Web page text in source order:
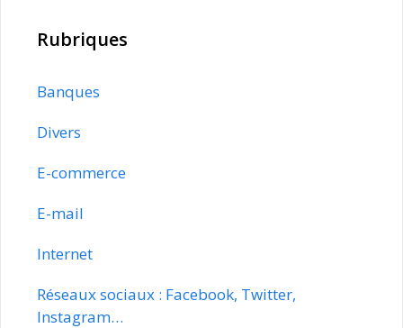
Rubriques
Banques
Divers
E-commerce
E-mail
Internet
Réseaux sociaux : Facebook, Twitter,
Instagram…